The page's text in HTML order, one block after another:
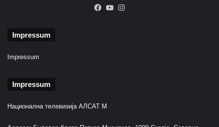
Facebook
YouTube
Impressum
Impressum
Impressum
Национална телевизија АЛСАТ М